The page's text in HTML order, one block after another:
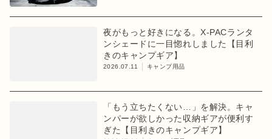
夜がもっと好きになる。X-PACランタ
ンシェードに一目惚れしました【目利
きのキャンプギア】
2026.07.11 キャンプ用品
「もう立ちたくない…」を解決。キャ
ンパーが欲しかった収納ギアが便利す
ぎた【目利きのキャンプギア】